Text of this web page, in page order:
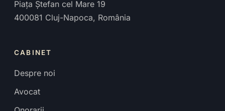
Piața Ștefan cel Mare 19
400081 Cluj-Napoca, România
CABINET
Despre noi
Avocat